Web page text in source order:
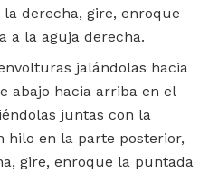
derecha, gire, enroque
a la aguja derecha.
jalándolas hacia
abajo hacia arriba en el
juntas con la
hilo en la parte posterior,
gire, enroque la puntada